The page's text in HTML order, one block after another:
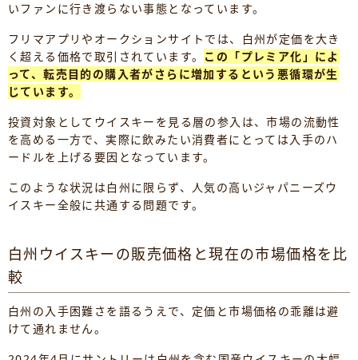
いファンに行き渡らない事態となっています。
フリマアプリやオークションサイトでは、白州が定価を大き
く超える価格で取引されています。 この「プレミア化」によ
って、転売目的の購入者がさらに増加するという悪循環が生
じています。
投資対象としてウイスキーを見る層の参入は、市場の流動性
を高める一方で、実際に飲みたい消費者にとっては入手のハ
ードルを上げる要因となっています。
このような状況は白州に限らず、人気の高いジャパニーズウ
イスキー全般に共通する問題です。
白州ウイスキーの販売価格と現在の市場価格を比
較
白州の入手困難さを語るうえで、定価と市場価格の乖離は避
けて通れません。